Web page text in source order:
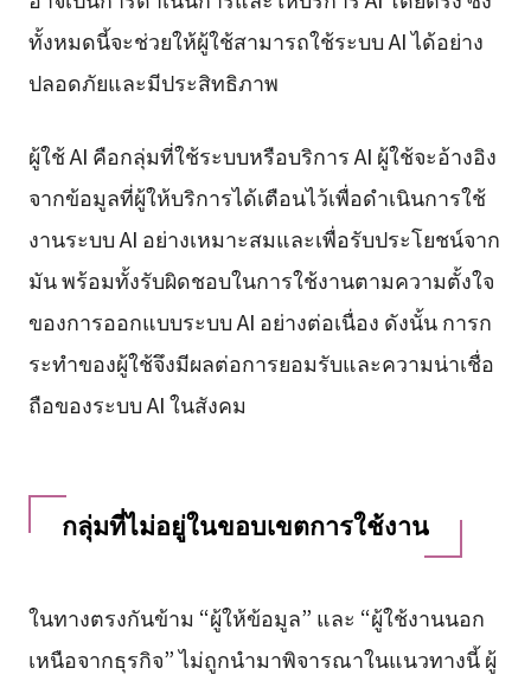
ทั้งหมดนี้จะช่วยให้ผู้ใช้สามารถใช้ระบบ AI ได้อย่าง
ปลอดภัยและมีประสิทธิภาพ
ผู้ใช้ AI คือกลุ่มที่ใช้ระบบหรือบริการ AI ผู้ใช้จะอ้างอิง
จากข้อมูลที่ผู้ให้บริการได้เตือนไว้เพื่อดำเนินการใช้
งานระบบ AI อย่างเหมาะสมและเพื่อรับประโยชน์จาก
มัน พร้อมทั้งรับผิดชอบในการใช้งานตามความตั้งใจ
ของการออกแบบระบบ AI อย่างต่อเนื่อง ดังนั้น การก
ระทำของผู้ใช้จึงมีผลต่อการยอมรับและความน่าเชื่อ
ถือของระบบ AI ในสังคม
กลุ่มที่ไม่อยู่ในขอบเขตการใช้งาน
ในทางตรงกันข้าม “ผู้ให้ข้อมูล” และ “ผู้ใช้งานนอก
เหนือจากธุรกิจ” ไม่ถูกนำมาพิจารณาในแนวทางนี้ ผู้